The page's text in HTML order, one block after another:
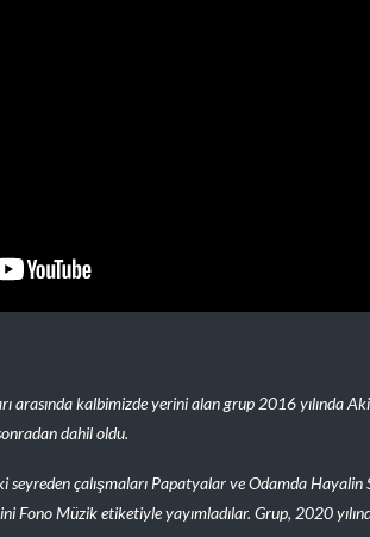
arasında kalbimizde yerini alan grup 2016 yılında
dahil oldu.
çalışmaları Papatyalar ve Odamda Hayalin
Fono Müzik etiketiyle yayımladılar. Grup, 2020